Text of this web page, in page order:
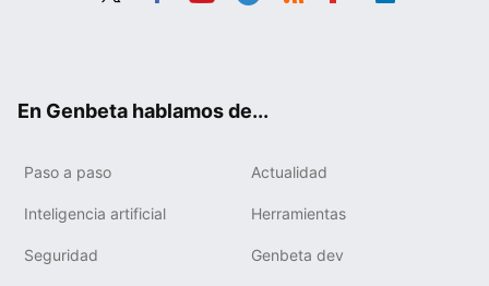
En Genbeta hablamos de...
Paso a paso Actualidad
Inteligencia artificial Herramientas
Seguridad Genbeta dev